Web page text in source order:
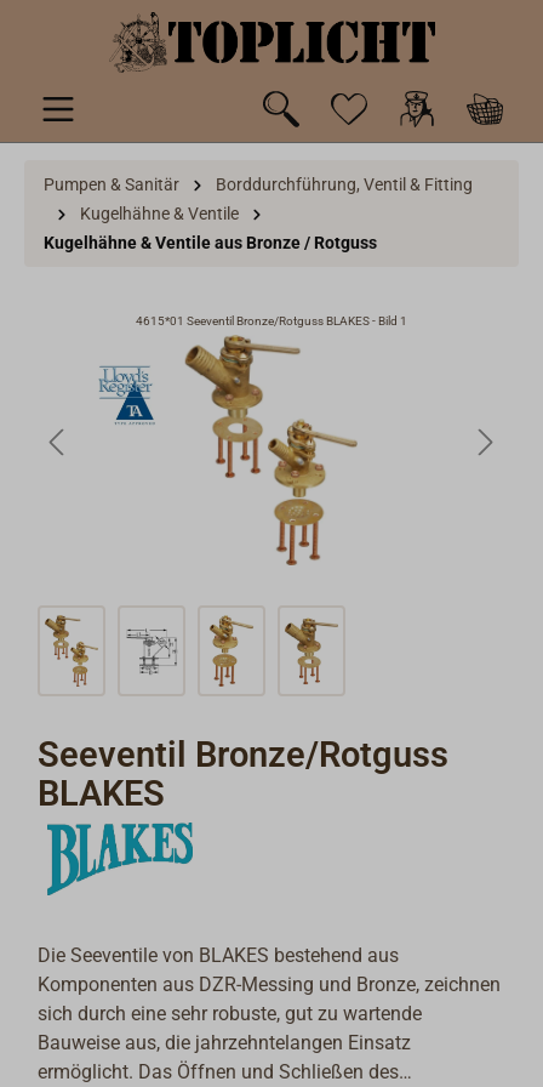
springen
Pumpen & Sanitär
Borddurchführung, Ventil & Fitting
Kugelhähne & Ventile
Kugelhähne & Ventile aus Bronze / Rotguss
4615*01 Seeventil Bronze/Rotguss BLAKES - Bild 1
Seeventil Bronze/Rotguss
BLAKES
Die Seeventile von BLAKES bestehend aus
Komponenten aus DZR-Messing und Bronze, zeichnen
sich durch eine sehr robuste, gut zu wartende
Bauweise aus, die jahrzehntelangen Einsatz
ermöglicht. Das Öffnen und Schließen des